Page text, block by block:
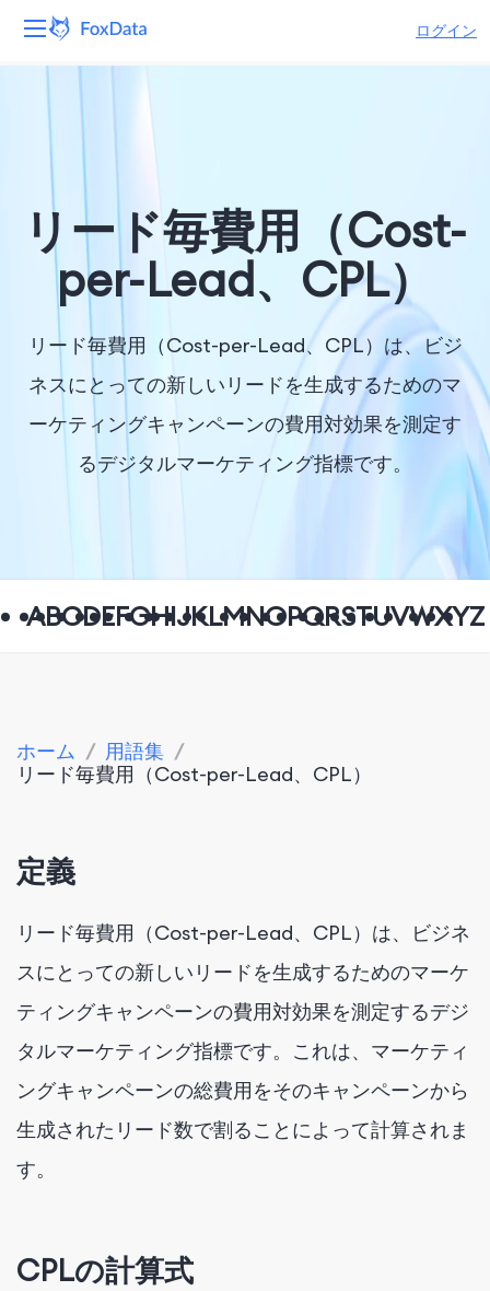
ログイン
ソリューション
リソース
会社
リード毎費用（Cost-
per-Lead、CPL）
リード毎費用（Cost-per-Lead、CPL）は、ビジ
ネスにとっての新しいリードを生成するためのマ
ーケティングキャンペーンの費用対効果を測定す
るデジタルマーケティング指標です。
ABCDEFGHIJKLMNOPQRSTUVWXYZ
ホーム / 用語集 /
リード毎費用（Cost-per-Lead、CPL）
定義
リード毎費用（Cost-per-Lead、CPL）は、ビジネ
スにとっての新しいリードを生成するためのマーケ
ティングキャンペーンの費用対効果を測定するデジ
タルマーケティング指標です。これは、マーケティ
ングキャンペーンの総費用をそのキャンペーンから
生成されたリード数で割ることによって計算されま
す。
CPLの計算式